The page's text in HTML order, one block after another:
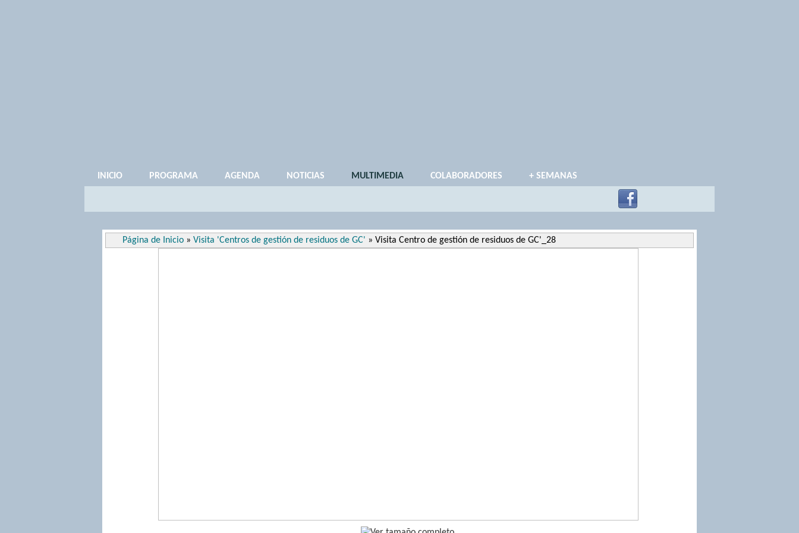
INICIO PROGRAMA AGENDA NOTICIAS MULTIMEDIA COLABORADORES + SEMANAS
Página de Inicio » Visita 'Centros de gestión de residuos de GC' » Visita Centro de gestión de residuos de GC'_28